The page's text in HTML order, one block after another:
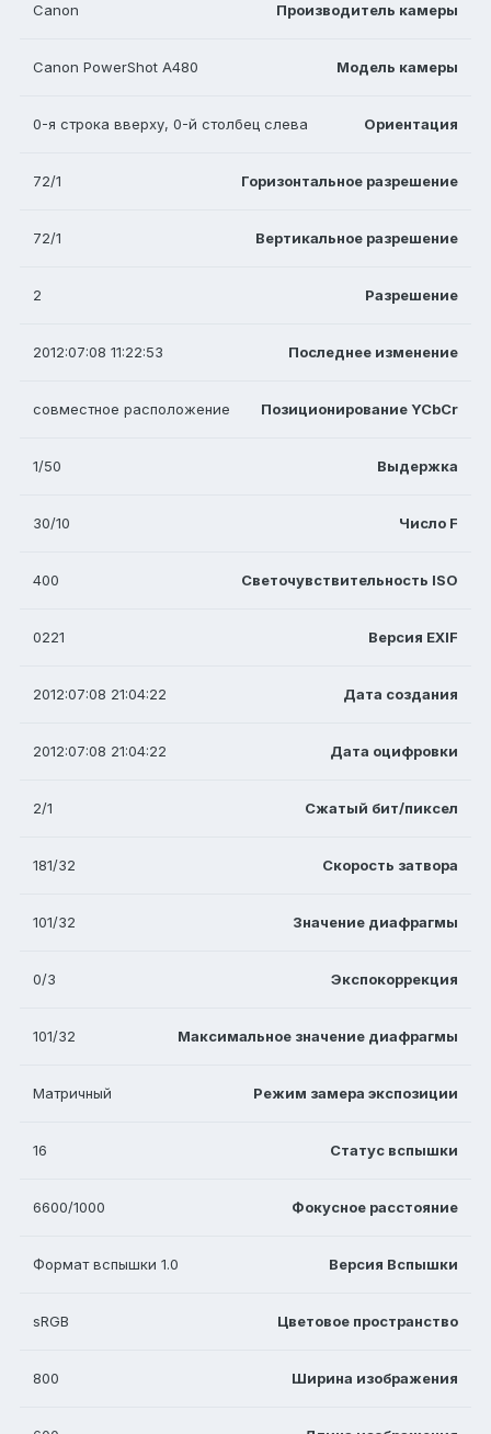
Производитель камеры
Canon
Модель камеры
Canon PowerShot A480
Ориентация
0-я строка вверху, 0-й столбец слева
Горизонтальное разрешение
72/1
Вертикальное разрешение
72/1
Разрешение
2
Последнее изменение
2012:07:08 11:22:53
Позиционирование YCbCr
совместное расположение
Выдержка
1/50
Число F
30/10
Светочувствительность ISO
400
Версия EXIF
0221
Дата создания
2012:07:08 21:04:22
Дата оцифровки
2012:07:08 21:04:22
Сжатый бит/пиксел
2/1
Скорость затвора
181/32
Значение диафрагмы
101/32
Экспокоррекция
0/3
Максимальное значение диафрагмы
101/32
Режим замера экспозиции
Матричный
Статус вспышки
16
Фокусное расстояние
6600/1000
Версия Вспышки
Формат вспышки 1.0
Цветовое пространство
sRGB
Ширина изображения
800